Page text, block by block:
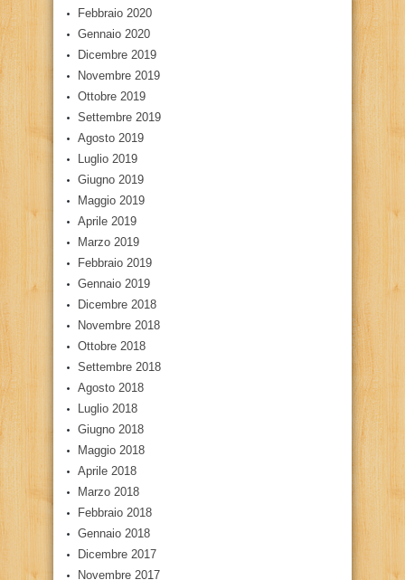
Febbraio 2020
Gennaio 2020
Dicembre 2019
Novembre 2019
Ottobre 2019
Settembre 2019
Agosto 2019
Luglio 2019
Giugno 2019
Maggio 2019
Aprile 2019
Marzo 2019
Febbraio 2019
Gennaio 2019
Dicembre 2018
Novembre 2018
Ottobre 2018
Settembre 2018
Agosto 2018
Luglio 2018
Giugno 2018
Maggio 2018
Aprile 2018
Marzo 2018
Febbraio 2018
Gennaio 2018
Dicembre 2017
Novembre 2017